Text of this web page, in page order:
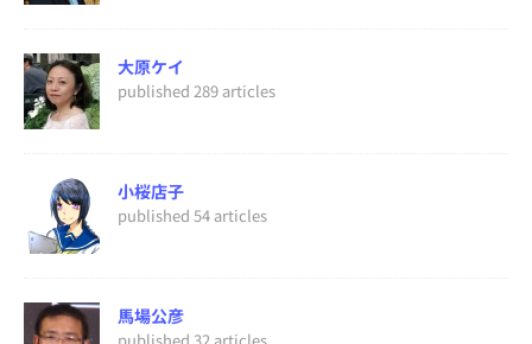
大原ケイ
published 289 articles
小桜店子
published 54 articles
馬場公彦